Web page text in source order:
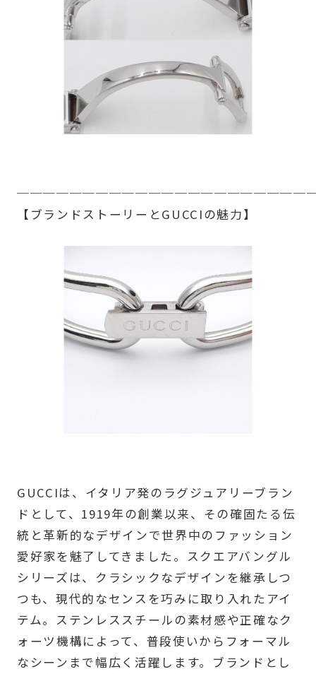
【ブランドストーリーとGUCCIの魅力】
GUCCIは、イタリア発のラグジュアリーブラン
ドとして、1919年の創業以来、その確固たる伝
統と革新的なデザインで世界中のファッション
愛好家を魅了してきました。スクエアバングル
シリーズは、クラシックなデザインを継承しつ
つも、現代的なセンスを巧みに取り入れたアイ
テム。ステンレススチールの素材感や正確なク
ォーツ機構によって、普段使いからフォーマル
なシーンまで幅広く活躍します。ブランドとし